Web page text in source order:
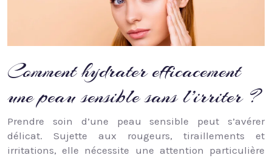
Comment hydrater efficacement
une peau sensible sans l’irriter ?
Prendre soin d’une peau sensible peut s’avérer
délicat. Sujette aux rougeurs, tiraillements et
irritations, elle nécessite une attention particulière